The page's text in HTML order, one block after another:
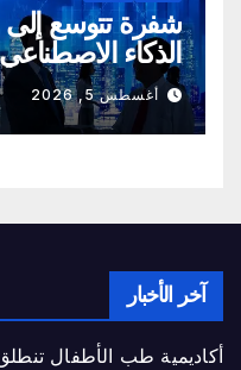
شفرة تتوسع
الذكاء الاصطناعي
أغسطس 5, 2026
آخر الأخبار
أكاديمية طب الأطفال